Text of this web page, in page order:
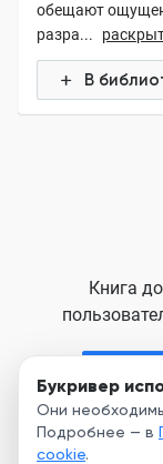
Букривер
Они
Подробнее — в
cookie.
обещают
разра...
В
Книга